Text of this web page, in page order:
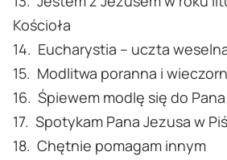
Kościoła
14. Eucharystia – uczta
15. Modlitwa poranna i
16. Śpiewem modlę się do
17. Spotykam Pana Jezusa w
18. Chętnie pomagam innym